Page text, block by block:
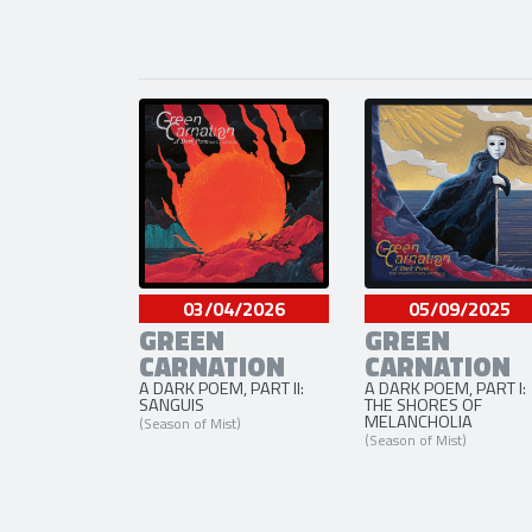
03/04/2026
GREEN
CARNATION
A DARK POEM, PART II:
SANGUIS
(Season of Mist)
05/09/2025
GREEN
CARNATION
A DARK POEM, PART I:
THE SHORES OF
MELANCHOLIA
(Season of Mist)